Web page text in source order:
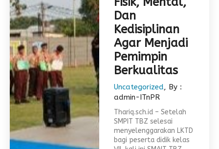
Dan
Kedisiplinan
Agar Menjadi
Pemimpin
Berkualitas
Uncategorized, By :
admin-ITnPR
Thariq.sch.id – Setelah
SMPIT TBZ selesai
menyelenggarakan LKTD
bagi peserta didik kelas